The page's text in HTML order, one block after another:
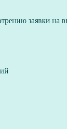
заявки на